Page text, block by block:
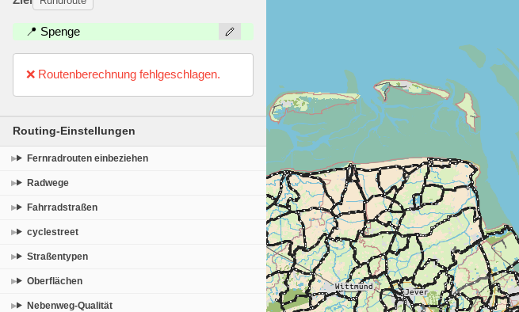
📍 Spenge
❌ Routenberechnung fehlgeschlagen.
Routing-Einstellungen
Fernradrouten einbeziehen
Radwege
Fahrradstraßen
cyclestreet
Straßentypen
Oberflächen
Nebenweg-Qualität